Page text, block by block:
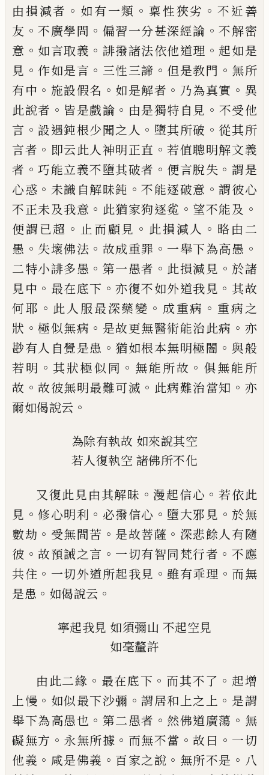
由損減者 。 如有一類 。 稟性狹劣 。 不近善
友 。不廣學問 。 偏習一分甚深經論 。不解密
意 。 如言取義 。 誹撥諸法依他道理 。 起如是
見 。 作如是言 。 三性三諦 。 但是教門 。 無所
有中 。 施設假名 。 如是解者 。 乃為真實 。 異
此說者 。 皆是戲論 。 由是獨特 自見 。 不受他
言 。設遇鈍根少聞之人 。 墮其所破 。 從其所
言者 。 即云此人神明正直 。若值聰明解文義
者 。 巧能立義不墮其破者 。 便言脫失 。 謂是
心惑 。 未識自解昧鈍 。不能逐破意 。謂彼心
不正未及我意 。 此猶家狗逐㝹 。 望不能及 。
便謂已超 。 止而顧見 。 此損減人 。 略由二
愚 。 失壞佛法 。 故成重罪 。 一舉下為高愚 。
二特小誹多愚 。 第一愚者 。 此損減見 。 於諸
見中 。 最在底下 。亦復不如外道我見 。其故
何耶 。 此人服最深藥變 。 成重病 。 重病之
狀 。極似無病 。 是故更無醫術能治此病 。 亦
尠有人自覺是患 。猶如根本無明極闇 。 與般
若明 。其狀極似同 。 無能所故 。 俱無能所
故 。故彼無明最難可滅 。 此病難治當知 。 亦
爾如偈說云 。
為除有執故 如來說其空
若人復執空 諸佛所不化
又復此見由其解昧 。 漫起信心 。若依此
見 。修心明利 。 必撥信心 。 墮大邪見 。 於無
數劫 。 受無間苦 。 是故菩薩 。 深悲餘人有隨
彼 。故預誡之言 。 一切有智同梵行者 。不應
共住 。 一切外道所起我見 。雖有乖理 。 而無
是患 。 如偈說云 。
寧起我見 如須彌山 不起空見
如毫釐許
由此二緣 。 最在底下 。 而其不了 。 起增
上慢 。 如似最下沙彌 。謂居和上之上 。 是謂
舉下為高愚也 。 第二愚者 。 然佛道廣蕩 。 無
礙無方 。 永無所據 。 而無不當 。故曰 。 一切
他義 。 咸是佛義 。 百家之說 。 無所不是 。 八